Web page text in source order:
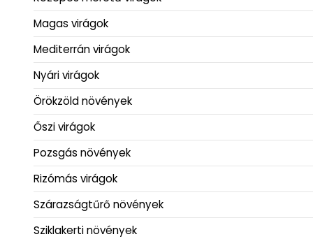
Magas virágok
Mediterrán virágok
Nyári virágok
Örökzöld növények
Őszi virágok
Pozsgás növények
Rizómás virágok
Szárazságtűrő növények
Sziklakerti növények